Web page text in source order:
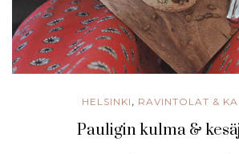
HELSINKI , RAVINTOLAT &
Pauligin kulma &